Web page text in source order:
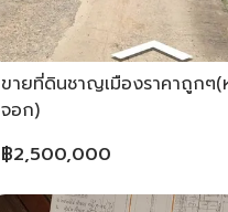
ขายที่ดินชาญเมืองราคาถูกๆ
จอก)
฿2,500,000